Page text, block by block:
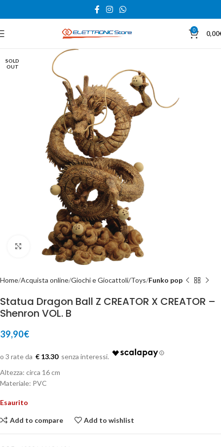
0 0,00
SOLD
OUT
Click to enlarge
Home Acquista online Giochi e Giocattoli/Toys Funko pop
Statua Dragon Ball Z CREATOR X CREATOR –
Shenron VOL. B
39,90€
€ 13.30
Altezza: circa 16 cm
Materiale: PVC
Esaurito
Add to compare Add to wishlist